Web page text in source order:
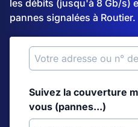
les débits (jusqu'à 8 Gb/s)
pannes signalées à Routier.
Suivez la couverture
vous (pannes...)